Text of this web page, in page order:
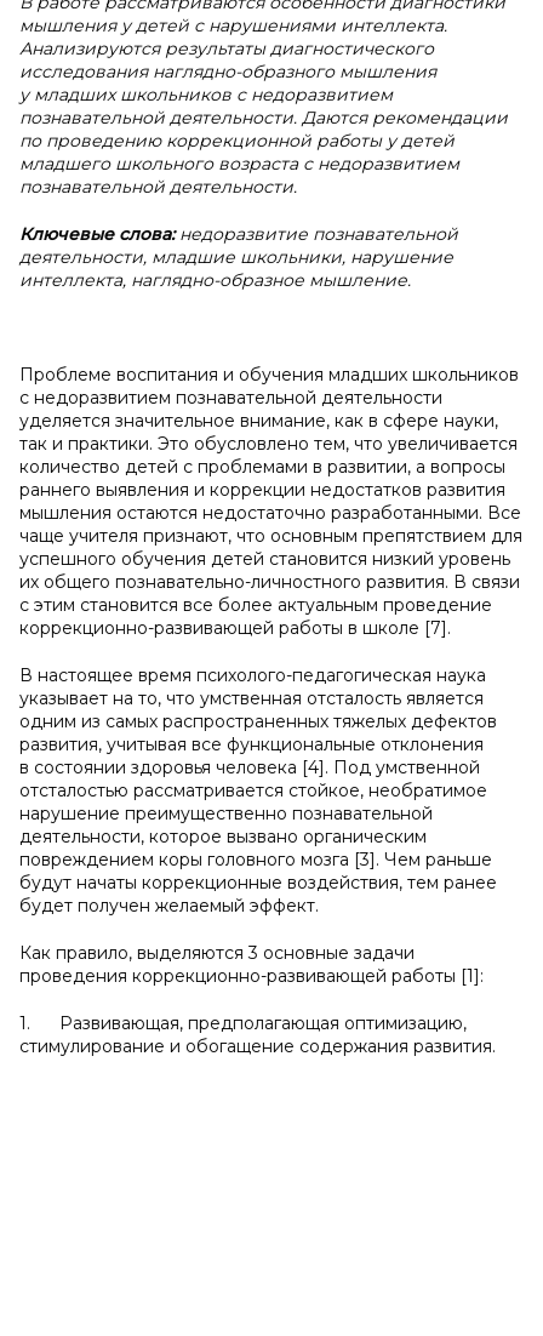
мышления у детей с нарушениями интеллекта.
Анализируются результаты диагностического
исследования наглядно-образного мышления
у младших школьников с недоразвитием
познавательной деятельности. Даются рекомендации
по проведению коррекционной работы у детей
младшего школьного возраста с недоразвитием
познавательной деятельности.
Ключевые слова: недоразвитие познавательной
деятельности, младшие школьники, нарушение
интеллекта, наглядно-образное мышление.
Проблеме воспитания и обучения младших школьников
с недоразвитием познавательной деятельности
уделяется значительное внимание, как в сфере науки,
так и практики. Это обусловлено тем, что увеличивается
количество детей с проблемами в развитии, а вопросы
раннего выявления и коррекции недостатков развития
мышления остаются недостаточно разработанными. Все
чаще учителя признают, что основным препятствием для
успешного обучения детей становится низкий уровень
их общего познавательно-личностного развития. В связи
с этим становится все более актуальным проведение
коррекционно-развивающей работы в школе [7].
В настоящее время психолого-педагогическая наука
указывает на то, что умственная отсталость является
одним из самых распространенных тяжелых дефектов
развития, учитывая все функциональные отклонения
в состоянии здоровья человека [4]. Под умственной
отсталостью рассматривается стойкое, необратимое
нарушение преимущественно познавательной
деятельности, которое вызвано органическим
повреждением коры головного мозга [3]. Чем раньше
будут начаты коррекционные воздействия, тем ранее
будет получен желаемый эффект.
Как правило, выделяются 3 основные задачи
проведения коррекционно-развивающей работы [1]:
1. Развивающая, предполагающая оптимизацию,
стимулирование и обогащение содержания развития.